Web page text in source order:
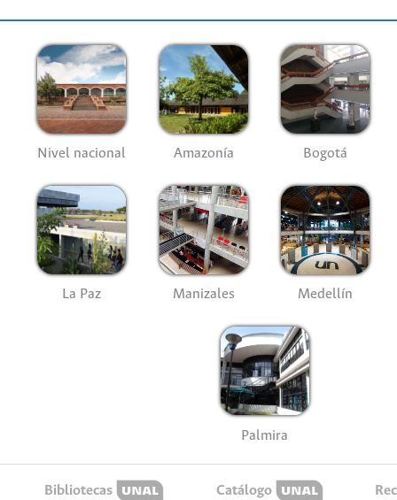
Nivel nacional Amazonía Bogotá
La Paz Manizales Medellín
Palmira
Bibliotecas Catálogo